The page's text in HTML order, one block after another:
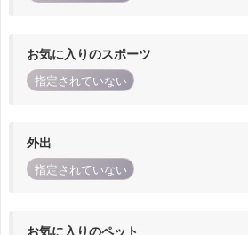
お気に入りのスポーツ
指定されていない
外出
指定されていない
お気に入りのペット